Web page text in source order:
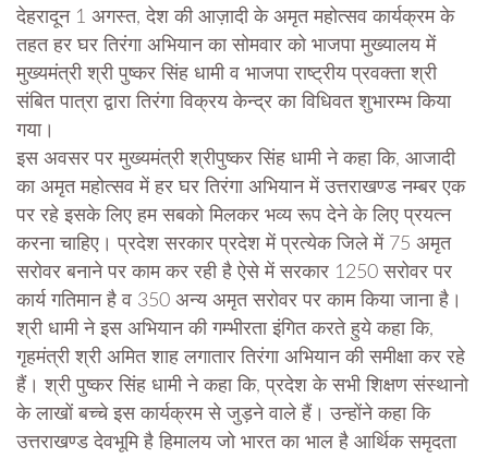
देहरादून 1 अगस्त, देश की आज़ादी के अमृत महोत्सव कार्यक्रम के
तहत हर घर तिरंगा अभियान का सोमवार को भाजपा मुख्यालय में
मुख्यमंत्री श्री पुष्कर सिंह धामी व भाजपा राष्ट्रीय प्रवक्ता श्री
संबित पात्रा द्वारा तिरंगा विक्रय केन्द्र का विधिवत शुभारम्भ किया
गया।
इस अवसर पर मुख्यमंत्री श्रीपुष्कर सिंह धामी ने कहा कि, आजादी
का अमृत महोत्सव में हर घर तिरंगा अभियान में उत्तराखण्ड नम्बर एक
पर रहे इसके लिए हम सबको मिलकर भव्य रूप देने के लिए प्रयत्न
करना चाहिए। प्रदेश सरकार प्रदेश में प्रत्येक जिले में 75 अमृत
सरोवर बनाने पर काम कर रही है ऐसे में सरकार 1250 सरोवर पर
कार्य गतिमान है व 350 अन्य अमृत सरोवर पर काम किया जाना है।
श्री धामी ने इस अभियान की गम्भीरता इंगित करते हुये कहा कि,
गृहमंत्री श्री अमित शाह लगातार तिरंगा अभियान की समीक्षा कर रहे
हैं। श्री पुष्कर सिंह धामी ने कहा कि, प्रदेश के सभी शिक्षण संस्थानो
के लाखों बच्चे इस कार्यक्रम से जुड़ने वाले हैं। उन्होंने कहा कि
उत्तराखण्ड देवभूमि है हिमालय जो भारत का भाल है आर्थिक समृदता